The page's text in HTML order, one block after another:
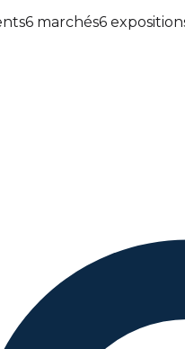
6 marchés6